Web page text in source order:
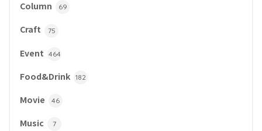
Column 69
Craft 75
Event 464
Food&Drink 182
Movie 46
Music 7